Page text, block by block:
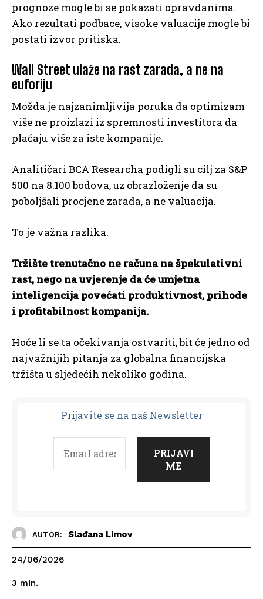
prognoze mogle bi se pokazati opravdanima.
Ako rezultati podbace, visoke valuacije mogle bi
postati izvor pritiska.
Wall Street ulaže na rast zarada, a ne na
euforiju
Možda je najzanimljivija poruka da optimizam
više ne proizlazi iz spremnosti investitora da
plaćaju više za iste kompanije.
Analitičari BCA Researcha podigli su cilj za S&P
500 na 8.100 bodova, uz obrazloženje da su
poboljšali procjene zarada, a ne valuacija.
To je važna razlika.
Tržište trenutačno ne računa na špekulativni
rast, nego na uvjerenje da će umjetna
inteligencija povećati produktivnost, prihode
i profitabilnost kompanija.
Hoće li se ta očekivanja ostvariti, bit će jedno od
najvažnijih pitanja za globalna financijska
tržišta u sljedećih nekoliko godina.
Prijavite se na naš Newsletter
AUTOR: Slađana Limov
24/06/2026
3 min.